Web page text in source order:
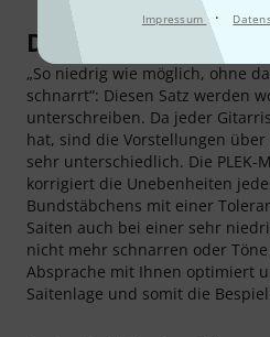
Impressum ·
Die optimale
„So niedrig wie möglich, ohne
schnarrt“: Diesen Satz werden
unterschreiben. Da jeder
hat, sind die Vorstellungen
sehr unterschiedlich. Die PLEK-
korrigiert die Unebenheiten
Bundstäbchens mit einer
Saiten auch bei einer sehr
nicht mehr schnarren oder
Absprache mit Ihnen optimiert
Saitenlage und somit die